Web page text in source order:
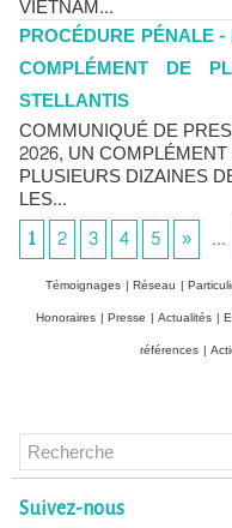
VIETNAM...
PROCÉDURE PÉNALE
COMPLÉMENT DE
STELLANTIS
COMMUNIQUÉ DE
2026, UN
PLUSIEURS DIZAINES
LES...
1
2 3 4 5 » ...
Témoignages | Réseau |
Honoraires | Presse | Actualités |
références |
Suivez-nous
Chlordécone : un non-
vers la Cour de cassation
30/06/2026 -Christophe